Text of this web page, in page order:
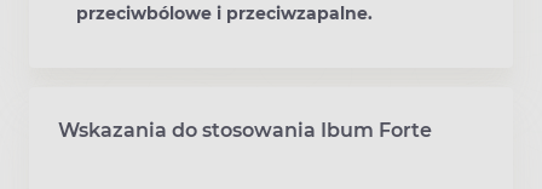
przeciwbólowe i przeciwzapalne.
Wskazania do stosowania Ibum Forte